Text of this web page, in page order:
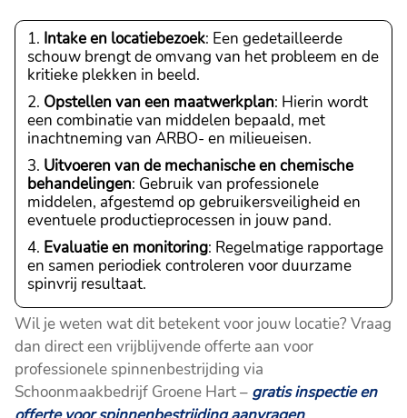
Intake en locatiebezoek: Een gedetailleerde
schouw brengt de omvang van het probleem en de
kritieke plekken in beeld.
Opstellen van een maatwerkplan: Hierin wordt
een combinatie van middelen bepaald, met
inachtneming van ARBO- en milieueisen.
Uitvoeren van de mechanische en chemische
behandelingen: Gebruik van professionele
middelen, afgestemd op gebruikersveiligheid en
eventuele productieprocessen in jouw pand.
Evaluatie en monitoring: Regelmatige rapportage
en samen periodiek controleren voor duurzame
spinvrij resultaat.
Wil je weten wat dit betekent voor jouw locatie? Vraag
dan direct een vrijblijvende offerte aan voor
professionele spinnenbestrijding via
Schoonmaakbedrijf Groene Hart – gratis inspectie en